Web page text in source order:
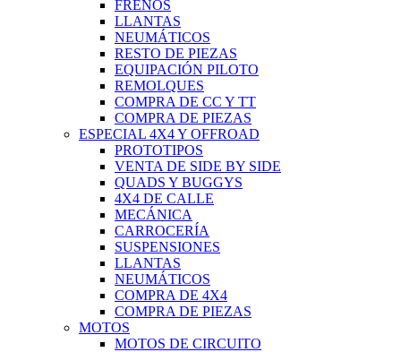
FRENOS
LLANTAS
NEUMÁTICOS
RESTO DE PIEZAS
EQUIPACIÓN PILOTO
REMOLQUES
COMPRA DE CC Y TT
COMPRA DE PIEZAS
ESPECIAL 4X4 Y OFFROAD
PROTOTIPOS
VENTA DE SIDE BY SIDE
QUADS Y BUGGYS
4X4 DE CALLE
MECÁNICA
CARROCERÍA
SUSPENSIONES
LLANTAS
NEUMÁTICOS
COMPRA DE 4X4
COMPRA DE PIEZAS
MOTOS
MOTOS DE CIRCUITO